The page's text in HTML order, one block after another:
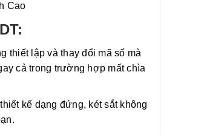
Cao
thiết lập và thay đổi mã số mà
cả trong trường hợp mất chìa
kế dạng đứng, két sắt không